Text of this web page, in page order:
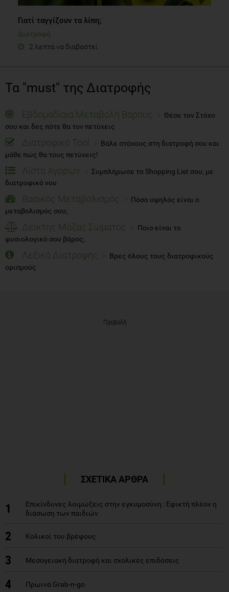
Γιατί ταγγίζουν τα λίπη;
Διατροφή
2 λεπτά να διαβαστεί
Τα "must" της Διατροφής
Εβδομαδίαια Μεταβολή Βάρους
Θέσε τον Στόχο
σου και δες πότε θα τον πετύχεις
Διατροφικό Tool
Βάλε στόχους στη διατροφή σου και
μάθε πώς θα τους πετύχεις!
Λίστα Αγορών
Συμπλήρωσε το Shopping List σου, με
διατροφικό νου
Βασικός Μεταβολισμός
Πόσο υψηλός είναι ο
μεταβολισμός σου;
Δείκτης Μάζας Σώματος
Ποιο είναι το
φυσιολογικό σου βάρος;
Λεξικό Διατροφής
Βρες όλους τους διατροφικούς
ορισμούς
Προβολή
ΣΧΕΤΙΚΑ ΑΡΘΡΑ
1
Επικίνδυνες λοιμώξεις στην εγκυμοσύνη : Εφικτή πλέον η
διάσωση των παιδιών
2 Κολικοί του βρέφους
3 Μεσογειακή διατροφή και σχολικές επιδόσεις
4 Πρωινά Grab-n-go